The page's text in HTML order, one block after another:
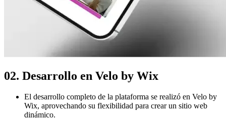
02. Desarrollo en Velo by Wix
El desarrollo completo de la plataforma se realizó en Velo by
Wix, aprovechando su flexibilidad para crear un sitio web
dinámico.